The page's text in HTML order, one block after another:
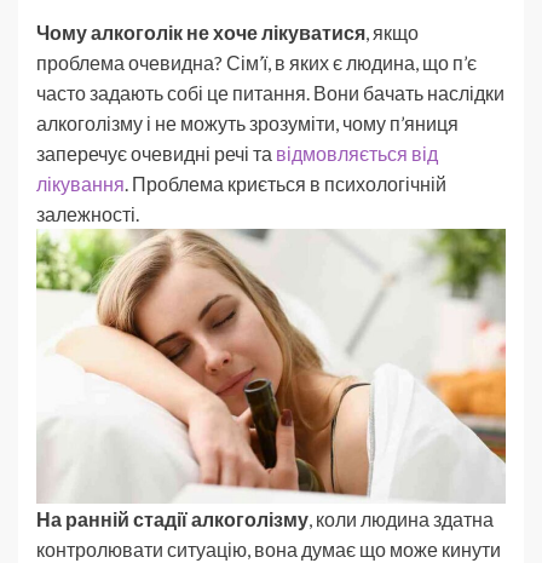
Чому алкоголік не хоче лікуватися, якщо
проблема очевидна? Сім’ї, в яких є людина, що п’є
часто задають собі це питання. Вони бачать наслідки
алкоголізму і не можуть зрозуміти, чому п’яниця
заперечує очевидні речі та відмовляється від
лікування. Проблема криється в психологічній
залежності.
На ранній стадії алкоголізму, коли людина здатна
контролювати ситуацію, вона думає що може кинути